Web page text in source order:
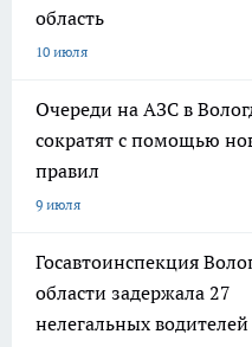
область
10 июля
Очереди на АЗС в
сократят с помощью
правил
9 июля
Госавтоинспекция
области задержала 27
нелегальных водителей